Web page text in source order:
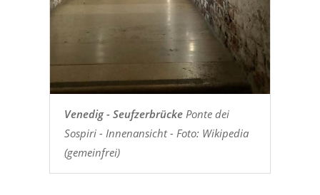
Venedig - SeufzerbrückePonte dei
Sospiri - Innenansicht - Foto: Wikipedia
(gemeinfrei)